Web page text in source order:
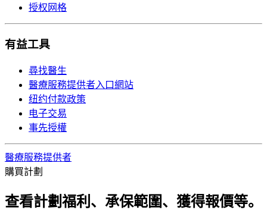
授权网格
有益工具
尋找醫生
醫療服務提供者入口網站
纽约付款政策
电子交易
事先授權
醫療服務提供者
購買計劃
查看計劃福利、承保範圍、獲得報價等。